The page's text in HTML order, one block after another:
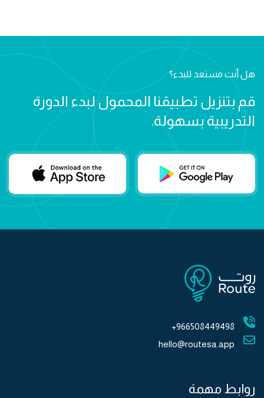
هل أنت مستعد للبدء؟
قم بتنزيل تطبيقنا المحمول لبدء الدورة
التدريبية بسهولة.
966508449498+
hello@routesa.app
روابط مهمة